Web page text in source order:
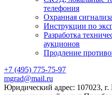
телефония
Охранная
Инструкции по
Разработка
аукционов
Продление
+7 (495) 775-75-97
mgrad@mail.ru
Юридический адрес: 107023, г.